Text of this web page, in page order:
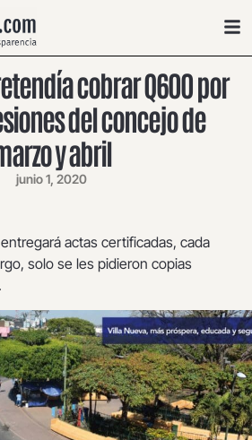
cobrar Q600 por
del concejo de
y abril
junio 1, 2020
actas certificadas, cada
solo se les pidieron copias